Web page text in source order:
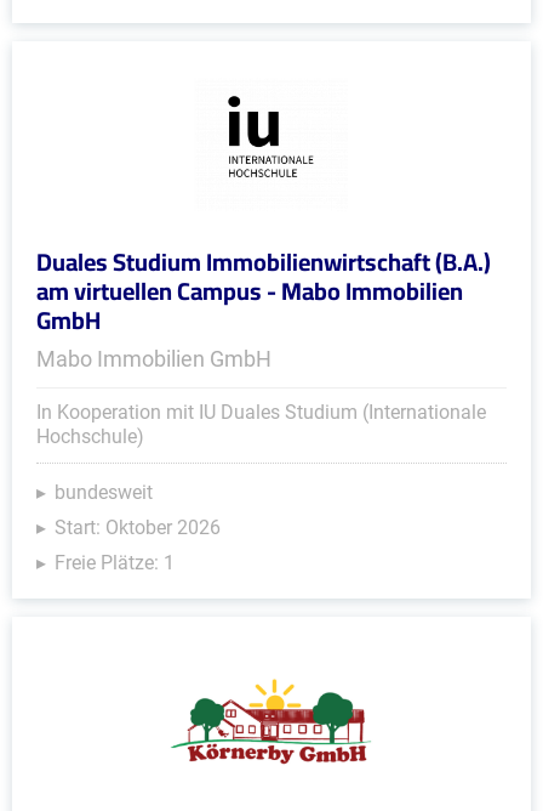
Duales Studium Immobilienwirtschaft (B.A.)
am virtuellen Campus - Mabo Immobilien
GmbH
Mabo Immobilien GmbH
In Kooperation mit IU Duales Studium (Internationale
Hochschule)
bundesweit
Start: Oktober 2026
Freie Plätze: 1